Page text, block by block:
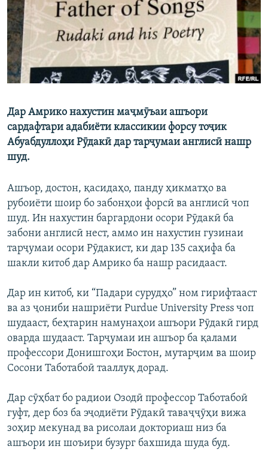
ГУЗОРИШҲОИ РАДИОӢ
Русский
ПАЙГИРӢ КУНЕД
Ҳамаи сомонаҳои RFE/RL
Дар Амрико нахустин маҷмӯъаи ашъори
cардафтари адабиёти классикии форсу тоҷик
Абуабдуллоҳи Рӯдакӣ дар тарҷумаи англисӣ нашр
шуд.
Ашъор, достон, қасидаҳо, панду ҳикматҳо ва
рубоиёти шоир бо забонҳои форсӣ ва англисӣ чоп
шуд. Ин нахустин баргардони осори Рӯдакӣ ба
забони англисӣ нест, аммо ин нахустин гузинаи
тарҷумаи осори Рӯдакист, ки дар 135 саҳифа ба
шакли китоб дар Амрико ба нашр расидааст.
Дар ин китоб, ки “Падари сурудҳо” ном гирифтааст
ва аз ҷониби нашриёти Purdue University Press чоп
шудааст, беҳтарин намунаҳои ашъори Рӯдакӣ гирд
оварда шудааст. Тарҷумаи ин ашъор ба қалами
профессори Донишгоҳи Бостон, мутарҷим ва шоир
Сосони Таботабоӣ тааллуқ дорад.
Дар сӯҳбат бо радиои Озодӣ профессор Таботабоӣ
гуфт, дер боз ба эҷодиёти Рӯдакӣ таваҷҷӯҳи вижа
зоҳир мекунад ва рисолаи докториаш низ ба
ашъори ин шоъири бузург бахшида шуда буд.